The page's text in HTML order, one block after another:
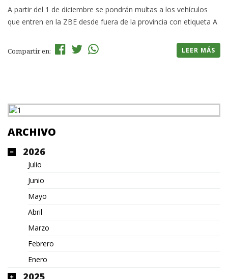
A partir del 1 de diciembre se pondrán multas a los vehículos
que entren en la ZBE desde fuera de la provincia con etiqueta A
Compartir en: LEER MÁS
ARCHIVO
2026
Julio
Junio
Mayo
Abril
Marzo
Febrero
Enero